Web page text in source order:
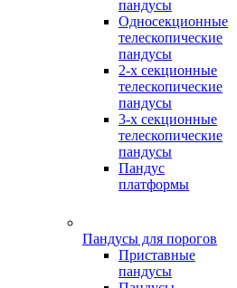
пандусы
Односекционные
телескопические
пандусы
2-х секционные
телескопические
пандусы
3-х секционные
телескопические
пандусы
Пандус
платформы
Пандусы для порогов
Приставные
пандусы